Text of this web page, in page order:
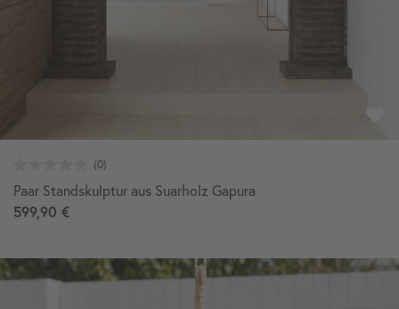
Paar Standskulptur aus Suarholz Gapura
599,90 €